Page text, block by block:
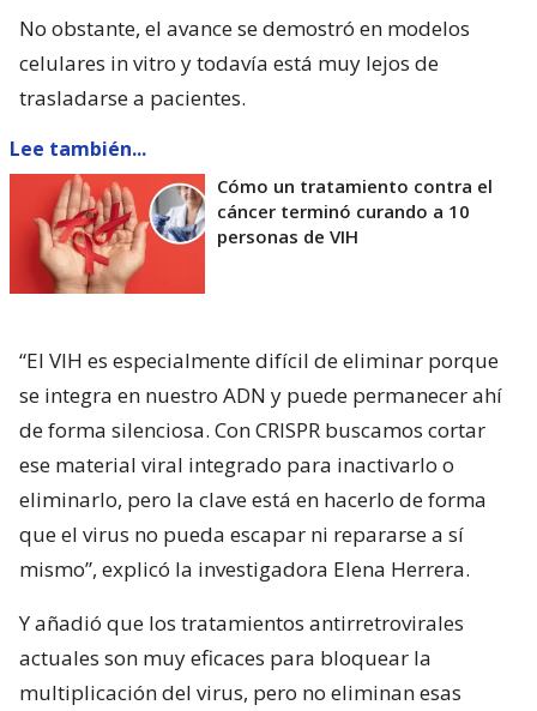
No obstante, el avance se demostró en modelos
celulares in vitro y todavía está muy lejos de
trasladarse a pacientes.
Lee también...
Cómo un tratamiento contra el
cáncer terminó curando a 10
personas de VIH
“El VIH es especialmente difícil de eliminar porque
se integra en nuestro ADN y puede permanecer ahí
de forma silenciosa. Con CRISPR buscamos cortar
ese material viral integrado para inactivarlo o
eliminarlo, pero la clave está en hacerlo de forma
que el virus no pueda escapar ni repararse a sí
mismo”, explicó la investigadora Elena Herrera.
Y añadió que los tratamientos antirretrovirales
actuales son muy eficaces para bloquear la
multiplicación del virus, pero no eliminan esas